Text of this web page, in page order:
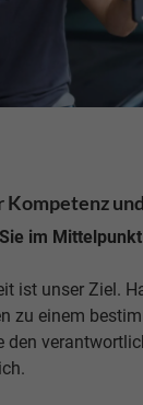
im
ist unser Ziel.
zu einem
den